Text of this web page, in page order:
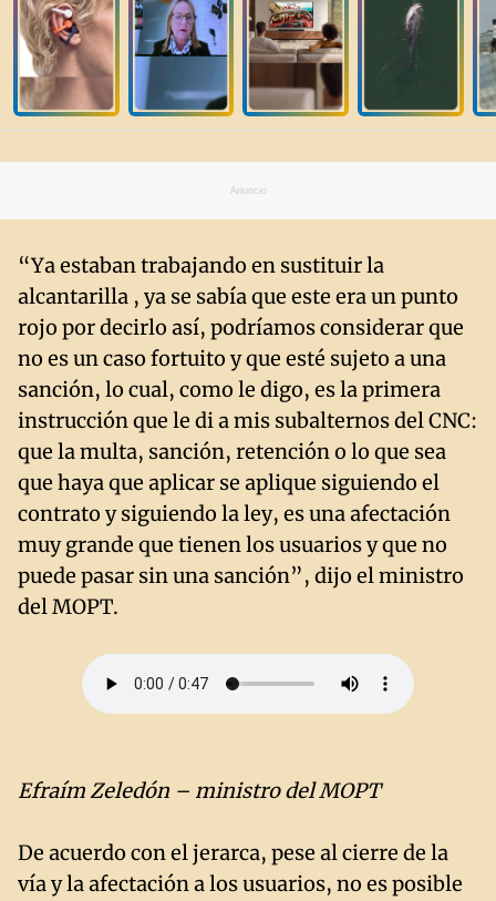
Anuncio
“Ya estaban trabajando en sustituir la
alcantarilla , ya se sabía que este era un punto
rojo por decirlo así, podríamos considerar que
no es un caso fortuito y que esté sujeto a una
sanción, lo cual, como le digo, es la primera
instrucción que le di a mis subalternos del CNC:
que la multa, sanción, retención o lo que sea
que haya que aplicar se aplique siguiendo el
contrato y siguiendo la ley, es una afectación
muy grande que tienen los usuarios y que no
puede pasar sin una sanción”, dijo el ministro
del MOPT.
Efraím Zeledón – ministro del MOPT
De acuerdo con el jerarca, pese al cierre de la
vía y la afectación a los usuarios, no es posible